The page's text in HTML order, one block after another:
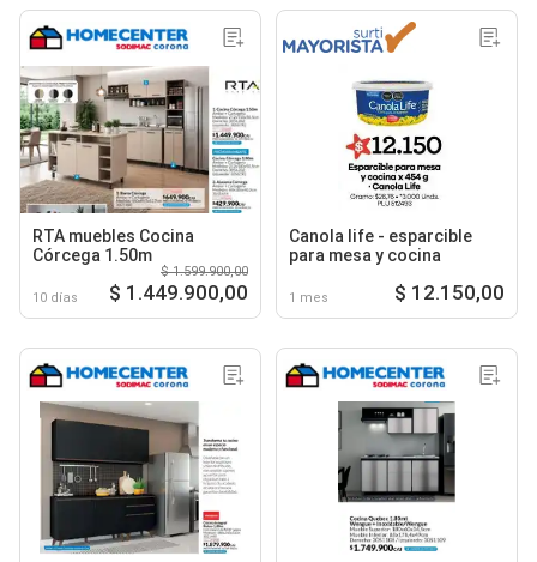
RTA muebles Cocina
Córcega 1.50m
10 días
$ 1.599.900,00
$ 1.449.900,00
Canola life - esparcible
para mesa y cocina
1 mes $ 12.150,00